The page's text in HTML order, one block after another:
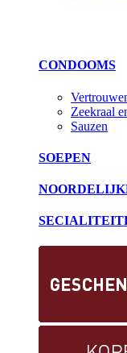
CONDOOMS
Zeekraal
Sauzen
SOEPEN